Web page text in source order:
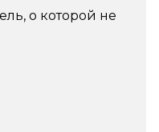
о которой не